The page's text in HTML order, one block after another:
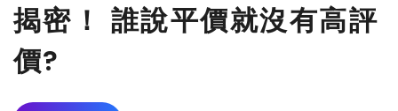
揭密！ 誰說平價就沒有高評
價?